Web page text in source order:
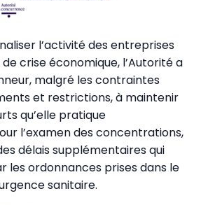
l’activité des entreprises
crise économique, l’Autorité a
malgré les contraintes
et restrictions, à maintenir
qu’elle pratique
l’examen des concentrations,
délais supplémentaires qui
les ordonnances prises dans le
sanitaire.